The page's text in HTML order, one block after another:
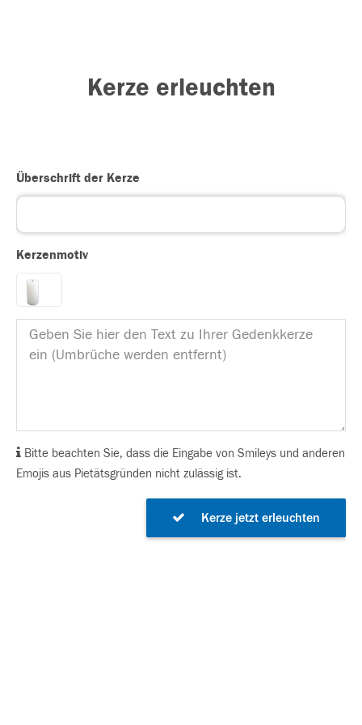
Kerze erleuchten
Überschrift der Kerze
Kerzenmotiv
Bitte beachten Sie, dass die Eingabe von Smileys und anderen
Emojis aus Pietätsgründen nicht zulässig ist.
Kerze jetzt erleuchten